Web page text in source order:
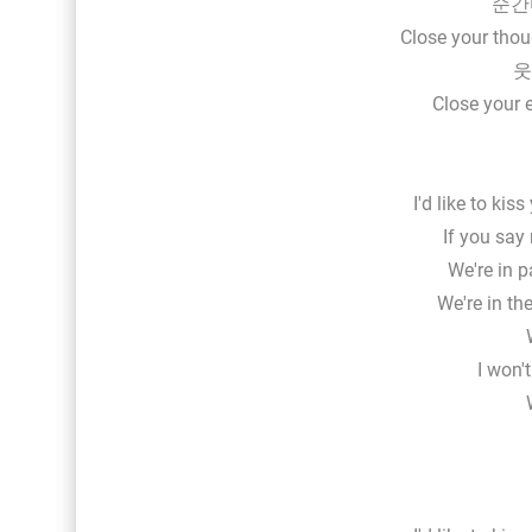
Close your
Close your
I'd like to kiss
If you say
We're in
We're in
I